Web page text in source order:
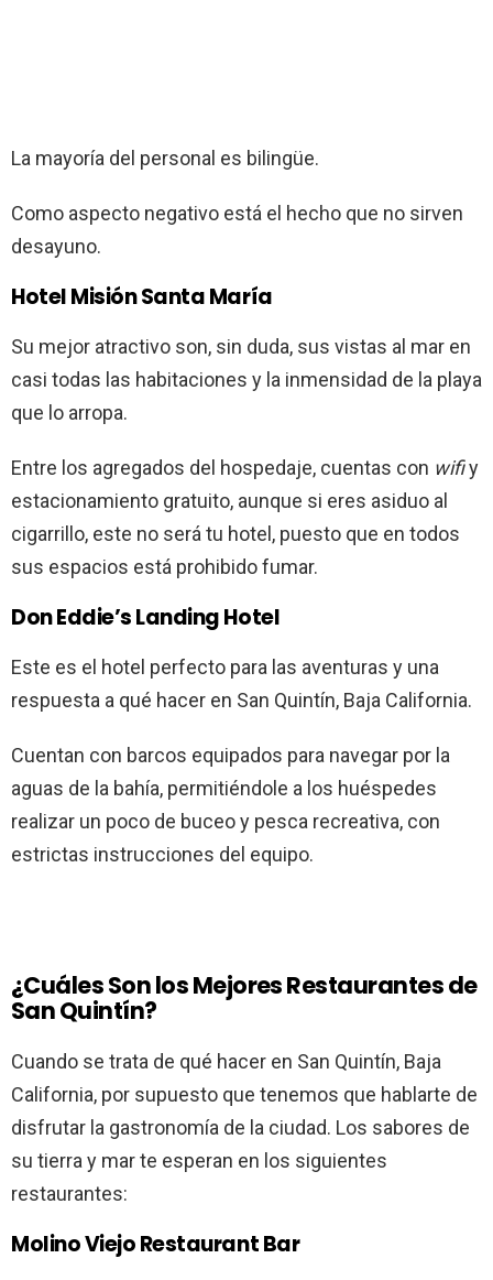
La mayoría del personal es bilingüe.
Como aspecto negativo está el hecho que no sirven
desayuno.
Hotel Misión Santa María
Su mejor atractivo son, sin duda, sus vistas al mar en
casi todas las habitaciones y la inmensidad de la playa
que lo arropa.
Entre los agregados del hospedaje, cuentas con wifiy
estacionamiento gratuito, aunque si eres asiduo al
cigarrillo, este no será tu hotel, puesto que en todos
sus espacios está prohibido fumar.
Don Eddie’s Landing Hotel
Este es el hotel perfecto para las aventuras y una
respuesta a qué hacer en San Quintín, Baja California.
Cuentan con barcos equipados para navegar por la
aguas de la bahía, permitiéndole a los huéspedes
realizar un poco de buceo y pesca recreativa, con
estrictas instrucciones del equipo.
¿Cuáles Son los Mejores Restaurantes de
San Quintín?
Cuando se trata de qué hacer en San Quintín, Baja
California, por supuesto que tenemos que hablarte de
disfrutar la gastronomía de la ciudad. Los sabores de
su tierra y mar te esperan en los siguientes
restaurantes:
Molino Viejo Restaurant Bar